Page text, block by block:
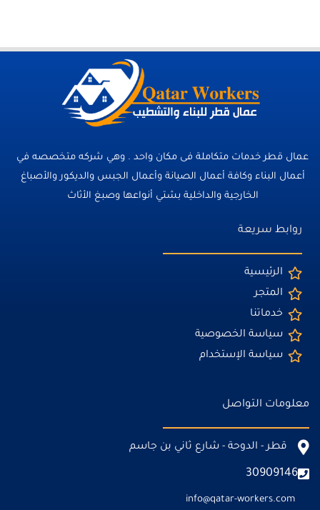
عمال قطر خدمات متكاملة فى مكان واحد . وهي شركه متخصصه في
أعمال البناء وكافة أعمال الصيانة وأعمال الجبس والديكور والأصباغ
الخارجية والداخلية بشتي أنواعها وصبغ الأثاث
روابط سريعة
الرئيسية
المتجر
خدماتنا
سياسة الخصوصية
سياسة الإستخدام
معلومات التواصل
قطر - الدوحة - شارع ثاني بن جاسم
30909146
info@qatar-workers.com